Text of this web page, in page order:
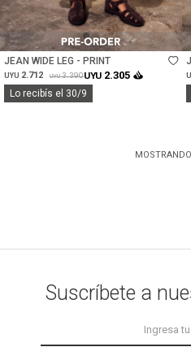
Talle
JEAN WIDE LEG - PRINT
UYU 2.712 UYU 3.390UYU 2.305
Lo recibís el 30/9
MOSTRANDO
Suscríbete a